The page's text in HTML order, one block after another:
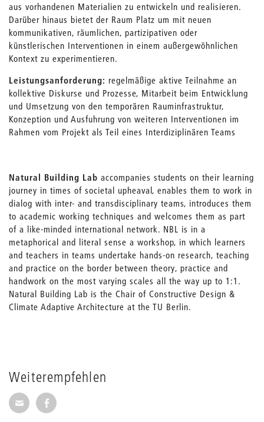
Weiterempfehlen
Seite per E-Mail weiterempfehlen
Seite auf Facebook weiterempfehlen
aus vorhandenen Materialien zu entwickeln und realisieren.
Darüber hinaus bietet der Raum Platz um mit neuen
kommunikativen, räumlichen, partizipativen oder
künstlerischen Interventionen in einem außergewöhnlichen
Kontext zu experimentieren.
Leistungsanforderung: regelmäßige aktive Teilnahme an
kollektive Diskurse und Prozesse, Mitarbeit beim Entwicklung
und Umsetzung von den temporären Rauminfrastruktur,
Konzeption und Ausfuhrung von weiteren Interventionen im
Rahmen vom Projekt als Teil eines Interdiziplinären Teams
Natural Building Lab accompanies students on their learning
journey in times of societal upheaval, enables them to work in
dialog with inter- and transdisciplinary teams, introduces them
to academic working techniques and welcomes them as part
of a like-minded international network. NBL is in a
metaphorical and literal sense a workshop, in which learners
and teachers in teams undertake hands-on research, teaching
and practice on the border between theory, practice and
handwork on the most varying scales all the way up to 1:1.
Natural Building Lab is the Chair of Constructive Design &
Climate Adaptive Architecture at the TU Berlin.